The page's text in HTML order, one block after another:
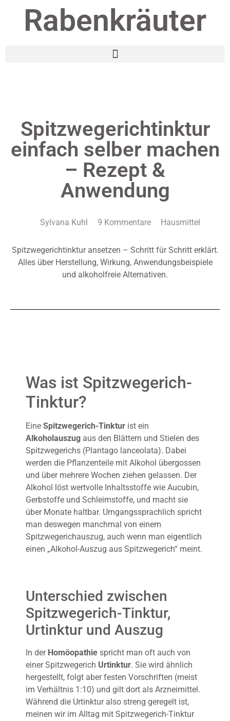
Rabenkräuter
Spitzwegerichtinktur
einfach selber machen
– Rezept &
Anwendung
Sylvana Kuhl 9 Kommentare Hausmittel
Spitzwegerichtinktur ansetzen – Schritt für Schritt erklärt.
Alles über Herstellung, Wirkung, Anwendungsbeispiele
und alkoholfreie Alternativen.
Was ist Spitzwegerich-
Tinktur?
Eine Spitzwegerich-Tinktur ist ein
Alkoholauszug aus den Blättern und Stielen des
Spitzwegerichs (Plantago lanceolata). Dabei
werden die Pflanzenteile mit Alkohol übergossen
und über mehrere Wochen ziehen gelassen. Der
Alkohol löst wertvolle Inhaltsstoffe wie Aucubin,
Gerbstoffe und Schleimstoffe, und macht sie
über Monate haltbar. Umgangssprachlich spricht
man deswegen manchmal von einem
Spitzwegerichauszug, auch wenn man eigentlich
einen „Alkohol-Auszug aus Spitzwegerich“ meint.
Unterschied zwischen
Spitzwegerich-Tinktur,
Urtinktur und Auszug
In der Homöopathie spricht man oft auch von
einer Spitzwegerich Urtinktur. Sie wird ähnlich
hergestellt, folgt aber festen Vorschriften (meist
im Verhältnis 1:10) und gilt dort als Arzneimittel.
Während die Urtinktur also streng geregelt ist,
meinen wir im Alltag mit Spitzwegerich-Tinktur